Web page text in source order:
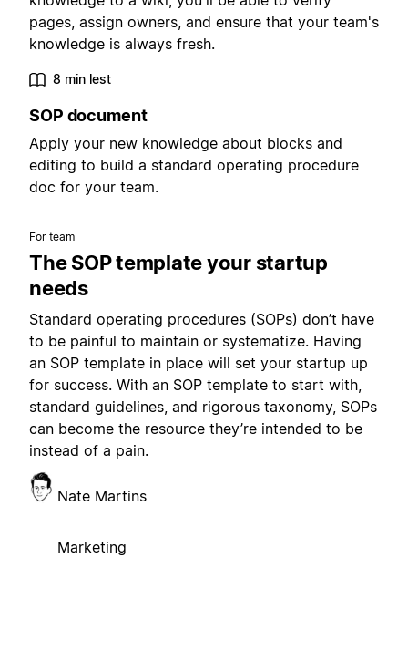
pages, assign owners, and ensure that your team's
knowledge is always fresh.
8 min lest
SOP document
Apply your new knowledge about blocks and
editing to build a standard operating procedure
doc for your team.
For team
The SOP template your startup
needs
Standard operating procedures (SOPs) don’t have
to be painful to maintain or systematize. Having
an SOP template in place will set your startup up
for success. With an SOP template to start with,
standard guidelines, and rigorous taxonomy, SOPs
can become the resource they’re intended to be
instead of a pain.
Nate Martins
Marketing